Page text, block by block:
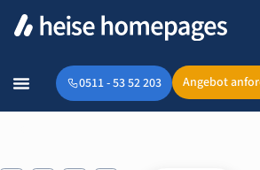
0511 - 53 52 203 Angebot